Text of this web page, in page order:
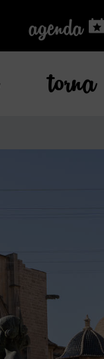
agenda
agenda
torna